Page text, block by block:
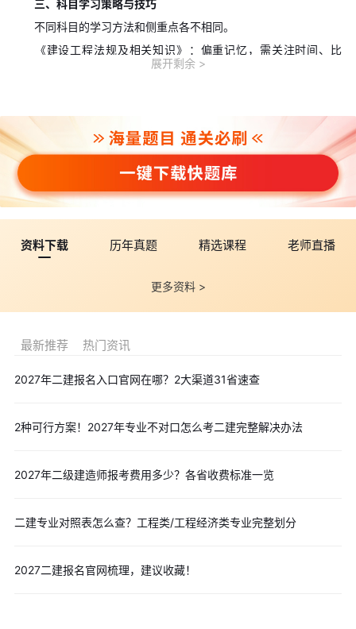
三、科目学习策略与技巧
不同科目的学习方法和侧重点各不相同。
​​《建设工程法规及相关知识》​​：偏重记忆，需关注时间、比
例、责任划分等细节。可采用口诀记忆法(如安全事故等级“313，
​​《建设工程施工管理》​​：需理解与计算并重，重点掌握进度、
成本、质量、安全四大模块，特别是网络图参数和成本计算公式。
​​《专业工程管理与实务》​​：这是通关的关键，占分比高
(60%)，尤其是案例分析题。复习时应​​50%的时间分配给实务科目​​
，掌握“案例答题模板”，并注重与实际工作案例结合。
选择合适的备考资料至关重要。​​2026版官方教材​​(中国建筑工
利用思维导图梳理知识框架，使用刷题APP进行碎片化学习，并加
考生需特别注意​​考后审核​​环节(若该省有)，确保学历、专业、
效期为​​连续2个考试年度​​(免试部分科目者有效期为1年)，需合理安
成功拿下二级建造师证书的关键在于​​尽早规划​​和​​持之以恒​​。从
步！
2026年二级建造师考试备考已开始，多重福利发放已开启，点
展开剩余
资料下载 历年真题 精选课程 老师直播
更多资料 >
最新推荐 热门资讯
2027年二建报名入口官网在哪？2大渠道31省速查
2种可行方案！2027年专业不对口怎么考二建完整解决办法
2027年二级建造师报考费用多少？各省收费标准一览
二建专业对照表怎么查？工程类/工程经济类专业完整划分
2027二建报名官网梳理，建议收藏！